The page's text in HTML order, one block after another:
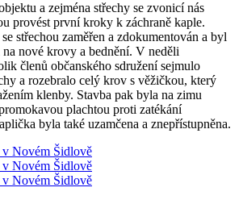
a zejména střechy se zvonicí nás
provést první kroky k záchraně kaple.
střechou zaměřen a zdokumentován a byl
nové krovy a bednění. V neděli
členů občanského sdružení sejmulo
a rozebralo celý krov s věžičkou, který
klenby. Stavba pak byla na zimu
plachtou proti zatékání
byla také uzamčena a znepřístupněna.